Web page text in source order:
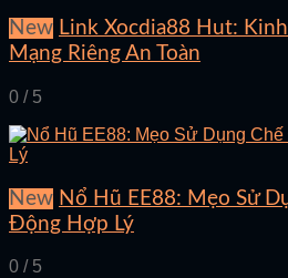
New Link Xocdia88 Hut:
Mạng Riêng An Toàn
0 / 5
New Nổ Hũ EE88: Mẹo Sử
Động Hợp Lý
0 / 5